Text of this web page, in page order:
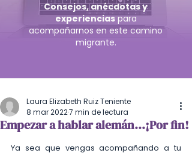
Consejos, anécdotas y
experienciaspara
acompañarnos en este camino
migrante.
Empezar a hablar alemán...¡Por fin!
Laura Elizabeth Ruiz Teniente
8 mar 20227 min de lectura
Ya sea que vengas acompañando a tu